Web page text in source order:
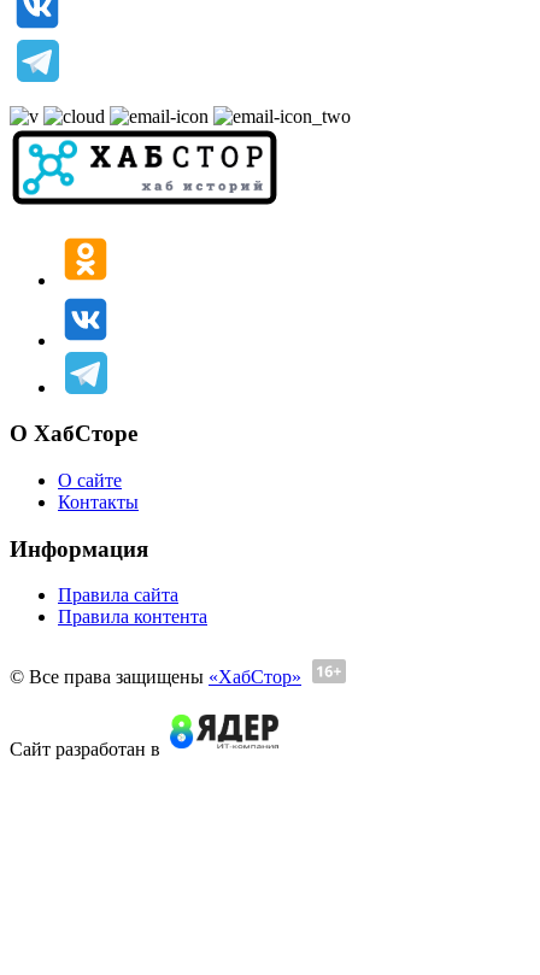
О ХабСторе
О сайте
Контакты
Информация
Правила сайта
Правила контента
© Все права защищены «ХабСтор»
Сайт разработан в